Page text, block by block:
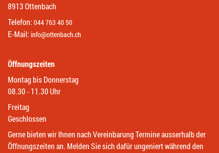
8913 Ottenbach
Telefon: 044 763 40 50
E-Mail: info@ottenbach.ch
Öffnungszeiten
Montag bis Donnerstag
08.30 - 11.30 Uhr
Freitag
Geschlossen
Gerne bieten wir Ihnen nach Vereinbarung Termine ausserhalb der
Öffnungszeiten an. Melden Sie sich dafür ungeniert während den